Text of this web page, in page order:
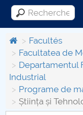
Menu
Despre
Centrul de
Facultés
Facultatea de
Departamentul
Industrial
Programe de
Știința și